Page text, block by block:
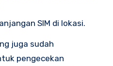
SIM di lokasi.
juga sudah
pengecekan